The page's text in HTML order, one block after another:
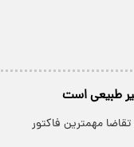
طبیعی است
مهمترین فاکتور